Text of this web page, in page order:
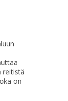
reitistä
on